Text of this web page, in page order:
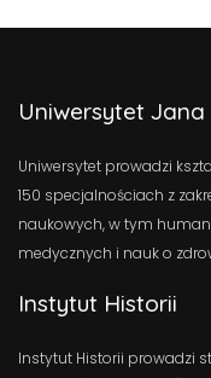
Uniwersytet
Uniwersytet prowadzi
150 specjalnościach z
naukowych, w tym
medycznych i nauk o
Instytut Historii
Instytut Historii prowadzi